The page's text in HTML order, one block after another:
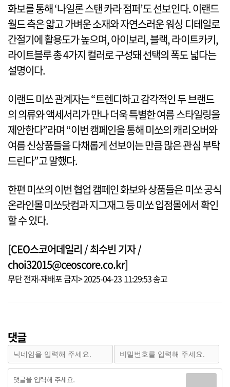
화보를 통해 ‘나일론 스탠 카라 점퍼’도 선보인다. 이랜드
월드 측은 얇고 가벼운 소재와 자연스러운 워싱 디테일로
간절기에 활용도가 높으며, 아이보리, 블랙, 라이트카키,
라이트블루 총 4가지 컬러로 구성돼 선택의 폭도 넓다는
설명이다.
이랜드 미쏘 관계자는 “트렌디하고 감각적인 두 브랜드
의 의류와 액세서리가 만나 더욱 특별한 여름 스타일링을
제안한다”라며 “이번 캠페인을 통해 미쏘의 캐리오버와
여름 신상품들을 다채롭게 선보이는 만큼 많은 관심 부탁
드린다”고 말했다.
한편 미쏘의 이번 협업 캠페인 화보와 상품들은 미쏘 공식
온라인몰 미쏘닷컴과 지그재그 등 미쏘 입점몰에서 확인
할 수 있다.
[CEO스코어데일리 / 최수빈 기자 /
choi32015@ceoscore.co.kr]
무단 전재-재배포 금지> 2025-04-23 11:29:53 송고
댓글